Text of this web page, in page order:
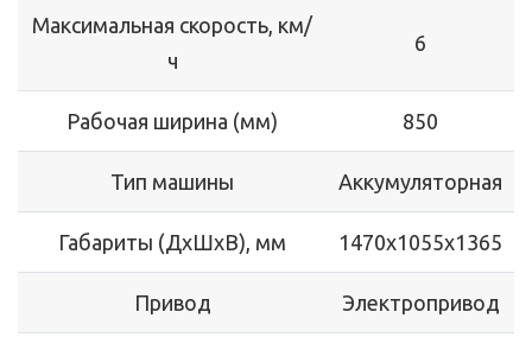
Максимальная скорость, км/
ч
6
Рабочая ширина (мм) 850
Тип машины Аккумуляторная
Габариты (ДхШхВ), мм 1470х1055х1365
Привод Электропривод